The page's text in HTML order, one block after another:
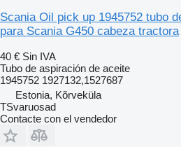
Scania Oil pick up 1945752 tubo
para Scania G450 cabeza tractora
40 € Sin IVA
Tubo de aspiración de aceite
1945752 1927132,1527687
Estonia, Kõrveküla
TSvaruosad
Contacte con el vendedor